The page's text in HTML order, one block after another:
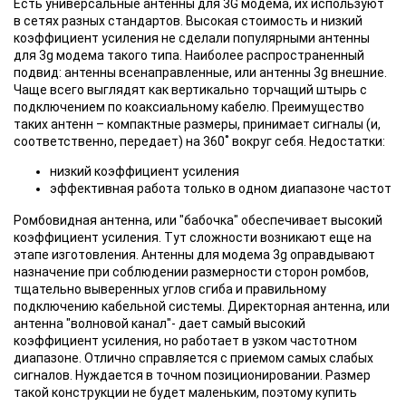
Есть универсальные антенны для 3G модема, их используют
в сетях разных стандартов. Высокая стоимость и низкий
коэффициент усиления не сделали популярными антенны
для 3g модема такого типа. Наиболее распространенный
подвид: антенны всенаправленные, или антенны 3g внешние.
Чаще всего выглядят как вертикально торчащий штырь с
подключением по коаксиальному кабелю. Преимущество
таких антенн – компактные размеры, принимает сигналы (и,
соответственно, передает) на 360˚ вокруг себя. Недостатки:
низкий коэффициент усиления
эффективная работа только в одном диапазоне частот
Ромбовидная антенна, или "бабочка" oбеспечивает высокий
коэффициент усиления. Тут сложности возникают еще на
этапе изготовления. Антенны для модема 3g оправдывают
назначение при соблюдении размерности сторон ромбов,
тщательно выверенных углов сгиба и правильному
подключению кабельной системы. Директорная антенна, или
антенна "волновой канал"- дает самый высокий
коэффициент усиления, но работает в узком частотном
диапазоне. Отлично справляется с приемом самых слабых
сигналов. Нуждается в точном позиционировании. Размер
такой конструкции не будет маленьким, поэтому купить